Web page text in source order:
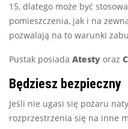
15, dlatego może być
pomieszczenia, jak i na
pozwalają na to warunki
Pustak posiada Atesty oraz
Będziesz bezpieczny
Jeśli nie ugasi się pożaru
rozprzestrzenia się na inne